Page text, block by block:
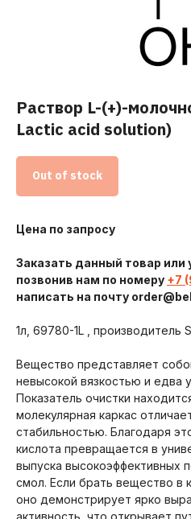
Раствор L-(+)-
Lactic acid solution)
Out of stock
Цена по запросу
Заказать данный товар
позвонив нам по номеру +7
написать на почту
1л, 69780-1L , производитель
Вещество представляет
невысокой вязкостью и едва
Показатель очистки
молекулярная каркас
стабильностью. Благодаря
кислота превращается в
выпуска высокоэффективных
смол. Если брать вещество в
оно демонстрирует ярко
активность, что открывает
БелБиоЛаб — молодая
биотехнологическая
разработчик и
реагентов для научных
исследований, основана в
Миссия компании
в производстве различных
ферментов и реакционных
для генной инженерии,
молекулярной биологии,
лабораторной